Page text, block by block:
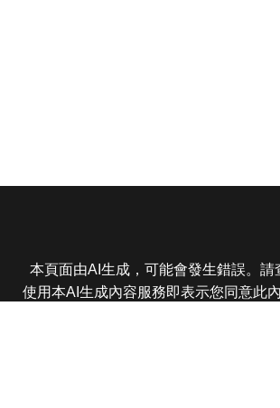
本頁面由AI生成，可能會發生錯誤。請
使用本AI生成內容服務即表示您同意此